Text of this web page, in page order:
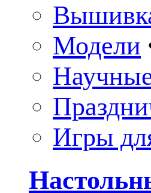
Модели
Игры